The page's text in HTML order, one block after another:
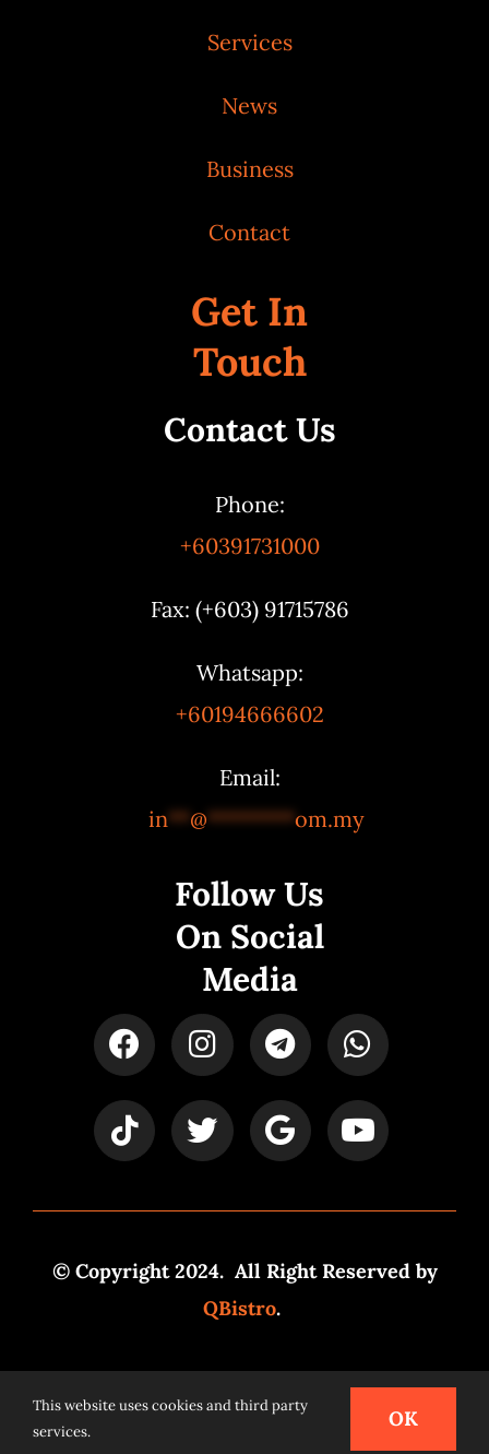
Services
News
Business
Contact
Get In
Touch
Contact Us
Phone:
+60391731000
Fax: (+603) 91715786
Whatsapp:
+60194666602
Email:
in**@********om.my
Follow Us
On Social
Media
© Copyright 2024. All Right Reserved by
QBistro.
Powered bySyspro Digital
This website uses cookies and third party
services.
OK